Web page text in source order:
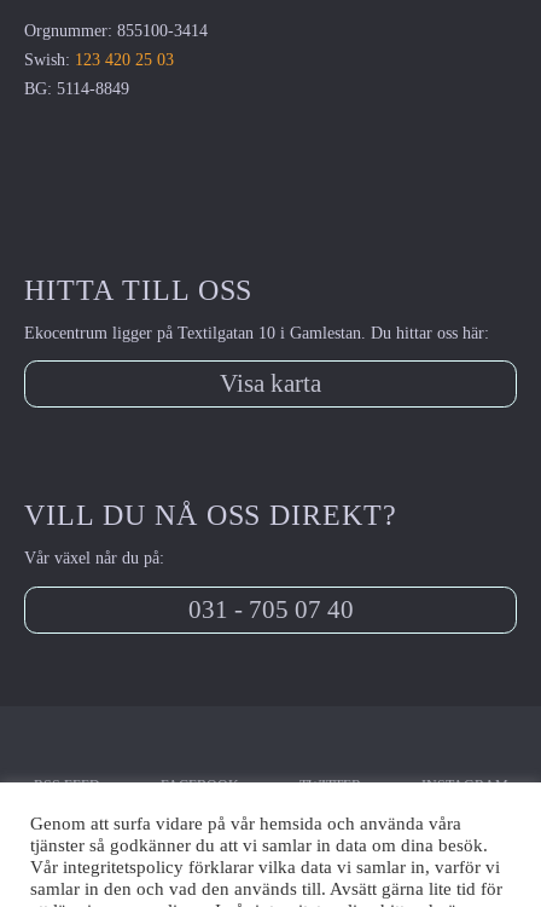
Orgnummer: 855100-3414
Swish: 123 420 25 03
BG: 5114-8849
HITTA TILL OSS
Ekocentrum ligger på Textilgatan 10 i Gamlestan. Du hittar oss här:
Visa karta
VILL DU NÅ OSS DIREKT?
Vår växel når du på:
031 - 705 07 40
RSS FEED FACEBOOK TWITTER INSTAGRAM
YOUTUBE LINKEDIN SÖK
Genom att surfa vidare på vår hemsida och använda våra
tjänster så godkänner du att vi samlar in data om dina besök.
Vår integritetspolicy förklarar vilka data vi samlar in, varför vi
samlar in den och vad den används till. Avsätt gärna lite tid för